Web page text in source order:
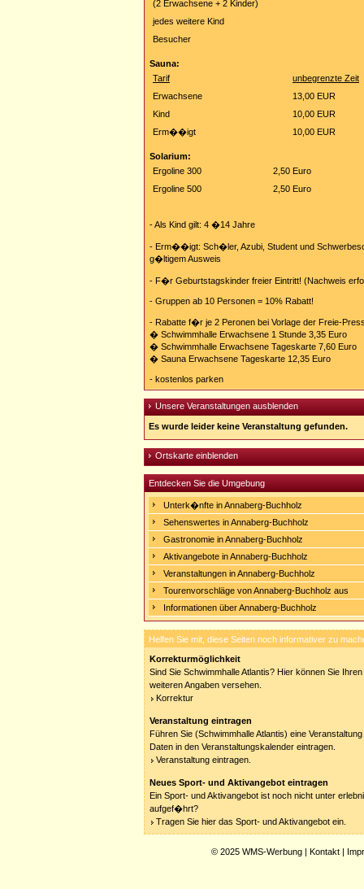
(2 Erwachsene + 2 Kinder)
jedes weitere Kind
Besucher
Sauna:
Tarif
unbegrenzte Zeit
Erwachsene
13,00 EUR
Kind
10,00 EUR
Erm��igt
10,00 EUR
Solarium:
Ergoline 300
2,50 Euro
Ergoline 500
2,50 Euro
- Als Kind gilt: 4 �14 Jahre
- Erm��igt: Sch�ler, Azubi, Student und
g�ltigem Ausweis
- F�r Geburtstagskinder freier Eintritt! (Nachweis
- Gruppen ab 10 Personen = 10% Rabatt!
- Rabatte f�r je 2 Peronen bei Vorlage der Freie-
� Schwimmhalle Erwachsene 1 Stunde 3,35 Euro
� Schwimmhalle Erwachsene Tageskarte 7,60 Euro
� Sauna Erwachsene Tageskarte 12,35 Euro
- kostenlos parken
Unsere Veranstaltungen ausblenden
Es wurde leider keine Veranstaltung gefunden.
Ortskarte einblenden
Entdecken Sie die Umgebung
Unterk�nfte in Annaberg-Buchholz
Sehenswertes in Annaberg-Buchholz
Gastronomie in Annaberg-Buchholz
Aktivangebote in Annaberg-Buchholz
Veranstaltungen in Annaberg-Buchholz
Tourenvorschläge von Annaberg-Buchholz aus
Informationen über Annaberg-Buchholz
Helfen Sie mit, diese Seiten noch informativer zu
Korrekturmöglichkeit
Sind Sie Schwimmhalle Atlantis? Hier können Sie
weiteren Angaben versehen.
Korrektur
Veranstaltung eintragen
Führen Sie (Schwimmhalle Atlantis) eine
Daten in den Veranstaltungskalender eintragen.
Veranstaltung eintragen.
Neues Sport- und Aktivangebot eintragen
Ein Sport- und Aktivangebot ist noch nicht unter
aufgef�hrt?
Tragen Sie hier das Sport- und Aktivangebot ein.
© 2025 WMS-Werbung | Kontakt |